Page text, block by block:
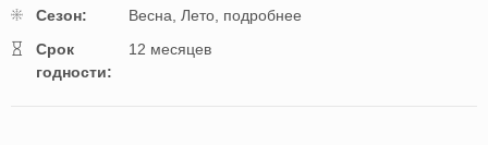
Cезон:
Весна, Лето, подробнее
Cрок
годности:
12 месяцев